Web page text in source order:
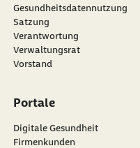
Gesundheitsdatennutzung
Satzung
Verantwortung
Verwaltungsrat
Vorstand
Portale
Digitale Gesundheit
Firmenkunden